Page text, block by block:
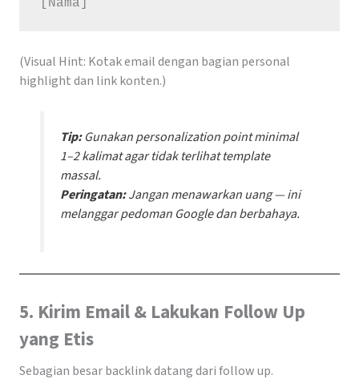
(Visual Hint: Kotak email dengan bagian personal
highlight dan link konten.)
Tip:Gunakanpersonalization pointminimal
1–2 kalimat agar tidak terlihat template
massal.
Peringatan:Jangan menawarkan uang — ini
melanggar pedoman Google dan berbahaya.
5. Kirim Email & Lakukan Follow Up
yang Etis
Sebagian besar backlink datang dari follow up.